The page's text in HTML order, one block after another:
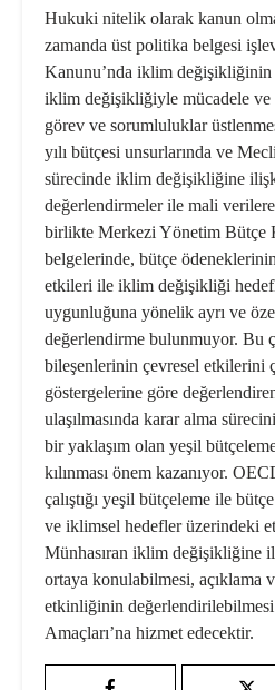
Hukuki nitelik olarak kanun
zamanda üst politika belgesi
Kanunu’nda iklim değişikliğinin
iklim değişikliğiyle mücadele
görev ve sorumluluklar
yılı bütçesi unsurlarında ve
sürecinde iklim değişikliğine
değerlendirmeler ile mali
birlikte Merkezi Yönetim Bütçe
belgelerinde, bütçe
etkileri ile iklim değişikliği
uygunluğuna yönelik ayrı ve
değerlendirme bulunmuyor. Bu
bileşenlerinin çevresel etkilerini
göstergelerine göre
ulaşılmasında karar alma
bir yaklaşım olan yeşil
kılınması önem kazanıyor.
çalıştığı yeşil bütçeleme ile
ve iklimsel hedefler üzerindeki
Münhasıran iklim değişikliğine
ortaya konulabilmesi, açıklama
etkinliğinin
Amaçları’na hizmet edecektir.